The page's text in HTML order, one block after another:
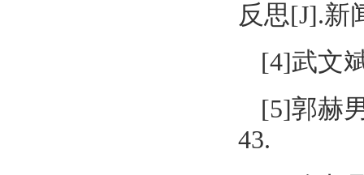
反思[J].新
[4]武文
[5]郭赫
43.